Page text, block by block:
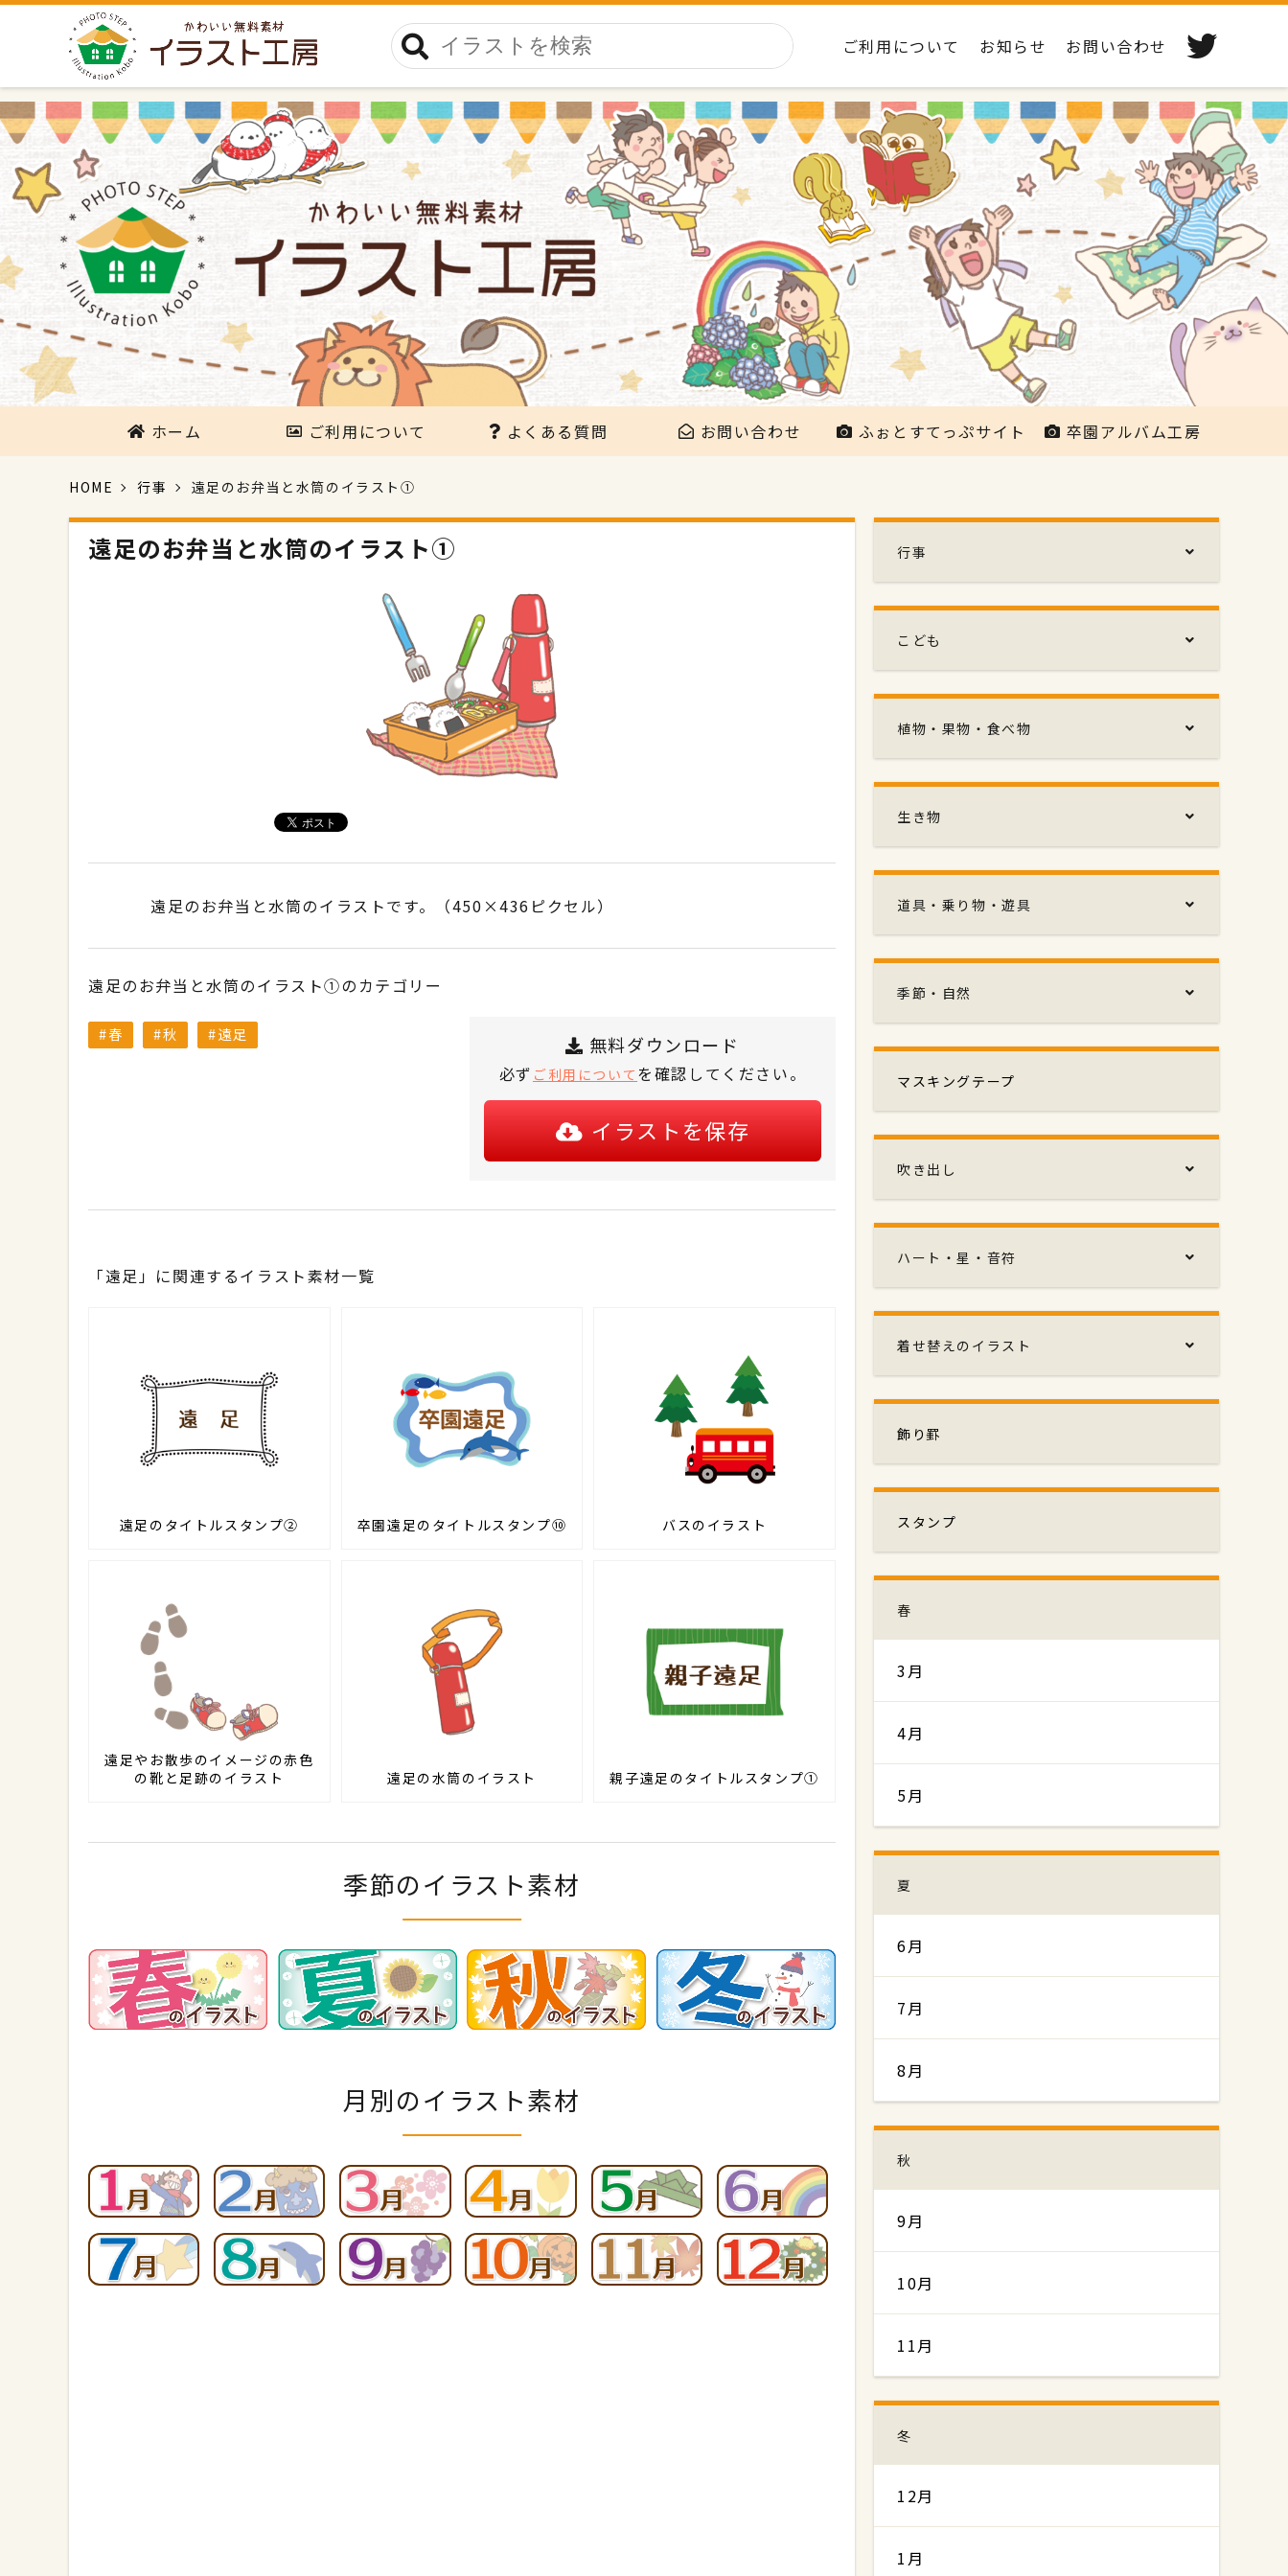
ご利用について お知らせ お問い合わせ
ホーム ご利用について よくある質問 お問い合わせ ふぉとすてっぷサイト 卒園アルバム工房
HOME 行事 遠足のお弁当と水筒のイラスト①
遠足のお弁当と水筒のイラスト①
遠足のお弁当と水筒のイラストです。（450×436ピクセル）
遠足のお弁当と水筒のイラスト①のカテゴリー
春 秋 遠足 無料ダウンロード
必ず ご利用について を確認してください。
イラストを保存
「遠足」に関連するイラスト素材一覧
遠足のタイトルスタンプ② 卒園遠足のタイトルスタンプ⑩ バスのイラスト
遠足やお散歩のイメージの赤色
の靴と足跡のイラスト
遠足の水筒のイラスト 親子遠足のタイトルスタンプ①
季節のイラスト素材
月別のイラスト素材
行事
こども
植物・果物・食べ物
生き物
道具・乗り物・遊具
季節・自然
マスキングテープ
吹き出し
ハート・星・音符
着せ替えのイラスト
飾り罫
スタンプ
春
3月
4月
5月
夏
6月
7月
8月
秋
9月
10月
11月
冬
12月
1月